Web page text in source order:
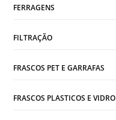
FERRAGENS
FILTRAÇÃO
FRASCOS PET E GARRAFAS
FRASCOS PLASTICOS E VIDRO